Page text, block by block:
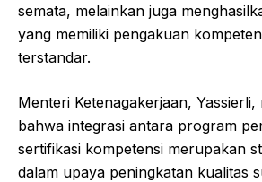
semata, melainkan juga
yang memiliki pengakuan
terstandar.
Menteri Ketenagakerjaan, Yassierli,
bahwa integrasi antara program
sertifikasi kompetensi merupakan
dalam upaya peningkatan kualitas